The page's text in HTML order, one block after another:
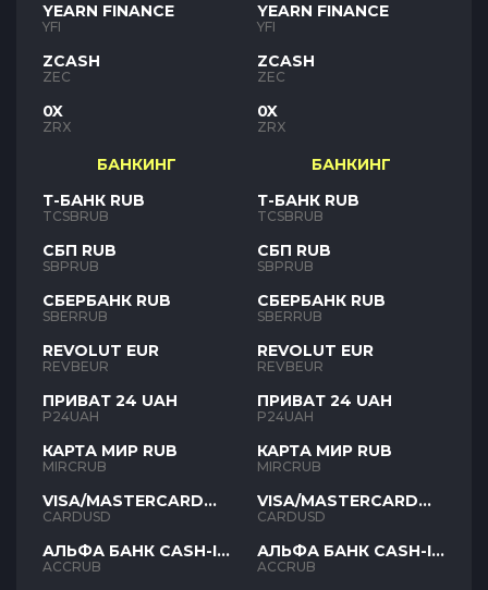
YEARN FINANCE
YFI
ZCASH
ZEC
0X
ZRX
БАНКИНГ
Т-БАНК RUB
TCSBRUB
СБП RUB
SBPRUB
СБЕРБАНК RUB
SBERRUB
REVOLUT EUR
REVBEUR
ПРИВАТ 24 UAH
P24UAH
КАРТА МИР RUB
MIRCRUB
VISA/MASTERCARD
USD
CARDUSD
АЛЬФА БАНК CASH-IN
RUB
ACCRUB
YEARN FINANCE
YFI
ZCASH
ZEC
0X
ZRX
БАНКИНГ
Т-БАНК RUB
TCSBRUB
СБП RUB
SBPRUB
СБЕРБАНК RUB
SBERRUB
REVOLUT EUR
REVBEUR
ПРИВАТ 24 UAH
P24UAH
КАРТА МИР RUB
MIRCRUB
VISA/MASTERCARD
USD
CARDUSD
АЛЬФА БАНК CASH-IN
RUB
ACCRUB